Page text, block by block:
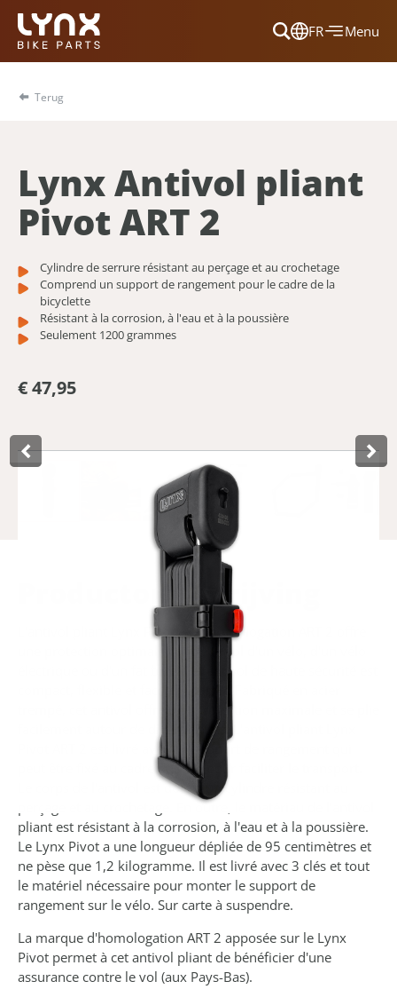
FR
Dansk
Nederlands
Menu
Terug
Lynx Antivol pliant
Pivot ART 2
Cylindre de serrure résistant au perçage et au crochetage
Comprend un support de rangement pour le cadre de la
bicyclette
Résistant à la corrosion, à l'eau et à la poussière
Seulement 1200 grammes
€ 47,95
Product­omschrijving
L'antivol pliant Lynx Pivot avec homologation ART 2 offre
une protection optimale contre le vol d'un vélo, d'un vélo
électrique ou d'un fat bike. Cet antivol de haute sécurité est
trempé, cet antivol offre une protection maximale et se plie
facilement autour de divers objets. L'antivol pliant Lynx
Pivot ART 2 est livré avec un support de rangement qui
peut être fixé au cadre du vélo pour faciliter le transport.
Le corps de l'antivol est doté d'un cylindre résistant au
perçage et au crochetage. En outre, le matériau de l'antivol
pliant est résistant à la corrosion, à l'eau et à la poussière.
Le Lynx Pivot a une longueur dépliée de 95 centimètres et
ne pèse que 1,2 kilogramme. Il est livré avec 3 clés et tout
le matériel nécessaire pour monter le support de
rangement sur le vélo. Sur carte à suspendre.
La marque d'homologation ART 2 apposée sur le Lynx
Pivot permet à cet antivol pliant de bénéficier d'une
assurance contre le vol (aux Pays-Bas).